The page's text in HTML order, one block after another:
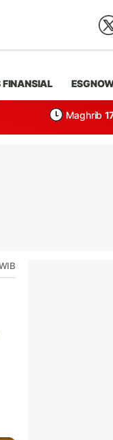
FINANSIAL
Maghrib